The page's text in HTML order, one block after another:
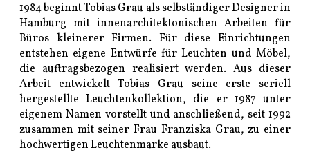
1984 beginnt Tobias Grau als selbständiger Designer in
Hamburg mit innenarchitektonischen Arbeiten für
Büros kleinerer Firmen. Für diese Einrichtungen
entstehen eigene Entwürfe für Leuchten und Möbel,
die auftragsbezogen realisiert werden. Aus dieser
Arbeit entwickelt Tobias Grau seine erste seriell
hergestellte Leuchtenkollektion, die er 1987 unter
eigenem Namen vorstellt und anschließend, seit 1992
zusammen mit seiner Frau Franziska Grau, zu einer
hochwertigen Leuchtenmarke ausbaut.